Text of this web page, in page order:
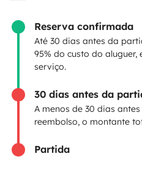
Reserva confirmada
Até 30 dias antes da
95% do custo do
serviço.
30 dias antes da
A menos de 30 dias
reembolso, o montante
Partida
Contrato de aluguer
Seguro de aluguer
Assistências de aluguer
Ajuda proprietário